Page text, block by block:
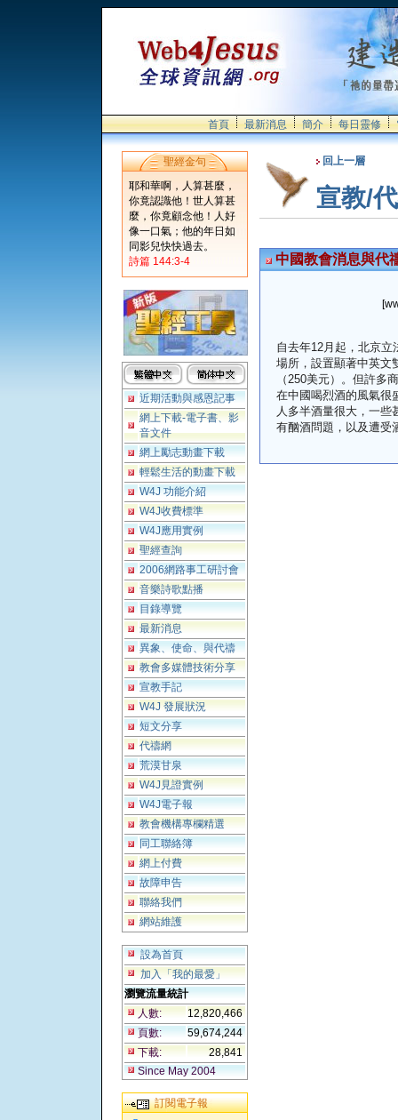
首頁 最新消息 簡介 每日靈修
聖經金句
耶和華啊，人算甚麼，
你竟認識他！世人算甚
麼，你竟顧念他！人好
像一口氣；他的年日如
同影兒快快過去。
詩篇 144:3-4
近期活動與感恩記事
網上下載-電子書、影
音文件
網上勵志動畫下載
輕鬆生活的動畫下載
W4J 功能介紹
W4J收費標準
W4J應用實例
聖經查詢
2006網路事工研討會
音樂詩歌點播
目錄導覽
最新消息
異象、使命、與代禱
教會多媒體技術分享
宣教手記
W4J 發展狀況
短文分享
代禱網
荒漠甘泉
W4J見證實例
W4J電子報
教會機構專欄精選
同工聯絡簿
網上付費
故障申告
聯絡我們
網站維護
設為首頁
加入「我的最愛」
瀏覽流量統計
人數:
12,820,466
頁數:
59,674,244
下載:
28,841
Since May 2004
訂閱電子報
回上一層
宣教/
中國教會消息與代
自去年12月起，北京立
場所，設置顯著中英文
（250美元）。但許多
在中國喝烈酒的風氣很
人多半酒量很大，一些
有酗酒問題，以及遭受